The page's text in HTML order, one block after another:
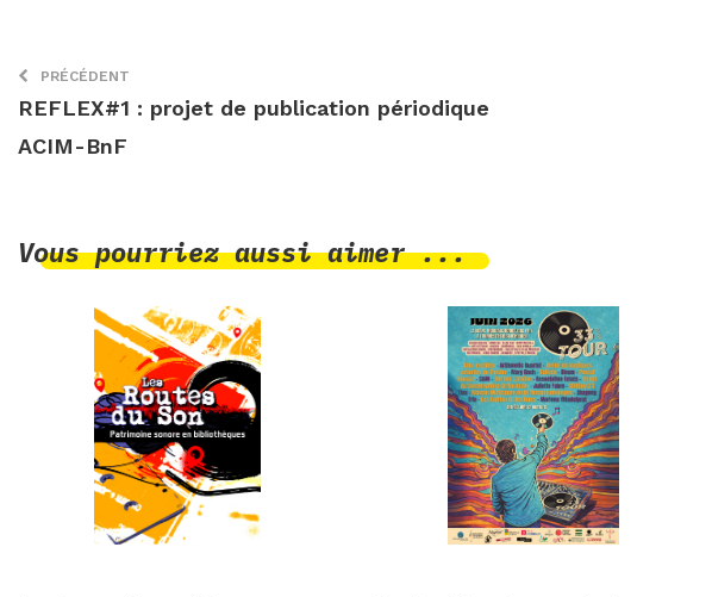
PRÉCÉDENT
REFLEX#1 : projet de publication périodique
ACIM-BnF
Vous pourriez aussi aimer ...